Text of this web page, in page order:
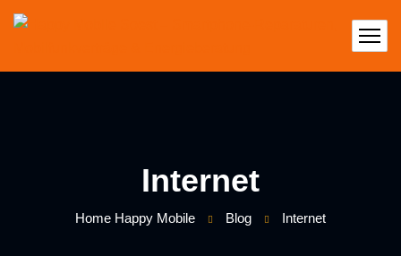
Internet
Home Happy Mobile Blog Internet